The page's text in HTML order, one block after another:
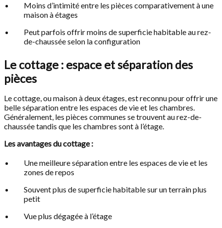
Moins d’intimité entre les pièces comparativement à une
maison à étages
Peut parfois offrir moins de superficie habitable au rez-
de-chaussée selon la configuration
Le cottage : espace et séparation des
pièces
Le cottage, ou maison à deux étages, est reconnu pour offrir une
belle séparation entre les espaces de vie et les chambres.
Généralement, les pièces communes se trouvent au rez-de-
chaussée tandis que les chambres sont à l’étage.
Les avantages du cottage :
Une meilleure séparation entre les espaces de vie et les
zones de repos
Souvent plus de superficie habitable sur un terrain plus
petit
Vue plus dégagée à l’étage